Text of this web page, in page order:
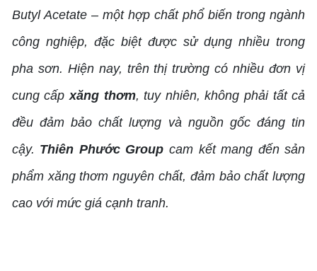
Butyl Acetate – một hợp chất phổ biến trong ngành
công nghiệp, đặc biệt được sử dụng nhiều trong
pha sơn. Hiện nay, trên thị trường có nhiều đơn vị
cung cấp xăng thơm, tuy nhiên, không phải tất cả
đều đảm bảo chất lượng và nguồn gốc đáng tin
cậy. Thiên Phước Group cam kết mang đến sản
phẩm xăng thơm nguyên chất, đảm bảo chất lượng
cao với mức giá cạnh tranh.